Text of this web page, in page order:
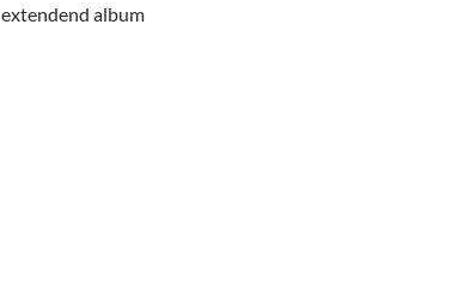
extendend album